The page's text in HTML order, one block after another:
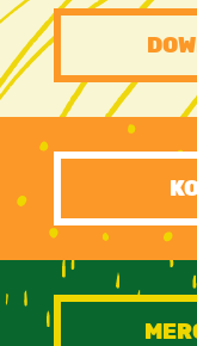
PRE
FOOTER
CTA